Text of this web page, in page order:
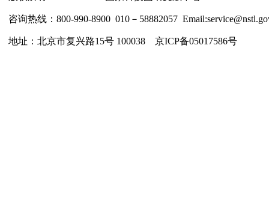
咨询热线：800-990-8900 010－58882057
地址：北京市复兴路15号 100038 京ICP备05017586号